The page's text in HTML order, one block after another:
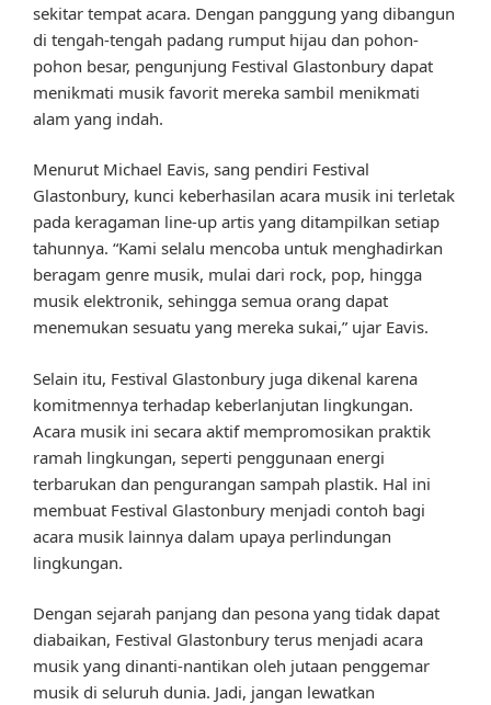
sekitar tempat acara. Dengan panggung yang dibangun
di tengah-tengah padang rumput hijau dan pohon-
pohon besar, pengunjung Festival Glastonbury dapat
menikmati musik favorit mereka sambil menikmati
alam yang indah.
Menurut Michael Eavis, sang pendiri Festival
Glastonbury, kunci keberhasilan acara musik ini terletak
pada keragaman line-up artis yang ditampilkan setiap
tahunnya. “Kami selalu mencoba untuk menghadirkan
beragam genre musik, mulai dari rock, pop, hingga
musik elektronik, sehingga semua orang dapat
menemukan sesuatu yang mereka sukai,” ujar Eavis.
Selain itu, Festival Glastonbury juga dikenal karena
komitmennya terhadap keberlanjutan lingkungan.
Acara musik ini secara aktif mempromosikan praktik
ramah lingkungan, seperti penggunaan energi
terbarukan dan pengurangan sampah plastik. Hal ini
membuat Festival Glastonbury menjadi contoh bagi
acara musik lainnya dalam upaya perlindungan
lingkungan.
Dengan sejarah panjang dan pesona yang tidak dapat
diabaikan, Festival Glastonbury terus menjadi acara
musik yang dinanti-nantikan oleh jutaan penggemar
musik di seluruh dunia. Jadi, jangan lewatkan